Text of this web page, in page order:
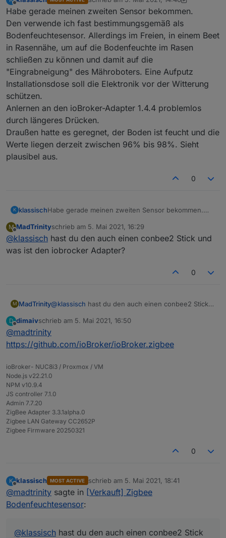
Offline zuletzt editiert von klassisch5. Mai 2021,
Habe gerade meinen zweiten Sensor bekommen.
Den verwende ich fast bestimmungsgemäß als
Bodenfeuchtesensor. Allerdings im Freien, in einem Beet
in Rasennähe, um auf die Bodenfeuchte im Rasen
schließen zu können und damit auf die
"Eingrabneigung" des Mähroboters. Eine Aufputz
Installationsdose soll die Elektronik vor der Witterung
schützen.
Anlernen an den ioBroker-Adapter 1.4.4 problemlos
durch längeres Drücken.
Draußen hatte es geregnet, der Boden ist feucht und die
Werte liegen derzeit zwischen 96% bis 98%. Sieht
plausibel aus.
0
K klassischHabe gerade meinen zweiten Sensor bekommen.
Bodenfeuchtesensor. Allerdings im Freien, in einem
Beet in Rasennähe, um auf die Bodenfeuchte im
Rasen schließen zu können und damit auf die
"Eingrabneigung" des Mähroboters. Eine Aufputz
Draußen hatte es geregnet, der Boden ist feucht und
Sieht plausibel aus.
M
Offline
MadTrinityschrieb am 5. Mai 2021, 16:29
zuletzt editiert von
@klassisch hast du den auch einen conbee2 Stick und
was ist den iobrocker Adapter?
0
M MadTrinity@klassisch hast du den auch einen conbee2 Stick
D
Offline
dimaivschrieb am 5. Mai 2021, 16:50
zuletzt editiert von
@madtrinity
https://github.com/ioBroker/ioBroker.zigbee
ioBroker- NUC8i3 / Proxmox / VM
Node.js v22.21.0
NPM v10.9.4
JS controller 7.1.0
Admin 7.7.20
ZigBee Adapter 3.3.1alpha.0
Zigbee LAN Gateway CC2652P
Zigbee Firmware 20250321
0
K
Offline
klassisch MOST ACTIVE schrieb am 5. Mai 2021, 18:41
zuletzt editiert von
@madtrinity sagte in [Verkauft] Zigbee
Bodenfeuchtesensor:
@klassisch hast du den auch einen conbee2 Stick